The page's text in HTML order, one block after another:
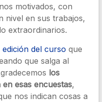
motivados, con
nivel en sus trabajos,
extraordinarios.
edición del curso que
que salga al
los
esas encuestas,
nos indican cosas a